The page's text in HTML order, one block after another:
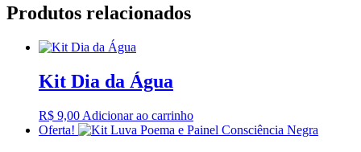
Produtos relacionados
Kit Dia da Água
R$ 9,00 Adicionar ao carrinho
Oferta!